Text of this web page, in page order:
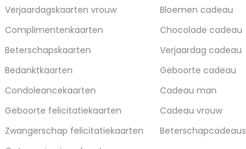
Verjaardagskaarten vrouw
Complimentenkaarten
Beterschapskaarten
Bedanktkaarten
Condoleancekaarten
Geboorte felicitatiekaarten
Zwangerschap felicitatiekaarten
Bloemen cadeau
Chocolade cadeau
Verjaardag cadeau
Geboorte cadeau
Cadeau man
Cadeau vrouw
Beterschapcadeaus